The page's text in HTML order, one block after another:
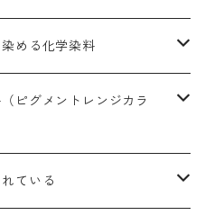
める化学染料
ピグメントレンジカラ
ている